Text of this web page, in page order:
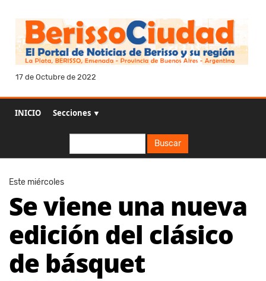
17 de Octubre de 2022
INICIO Secciones ▼
Buscar
Este miércoles
Se viene una nueva
edición del clásico
de básquet